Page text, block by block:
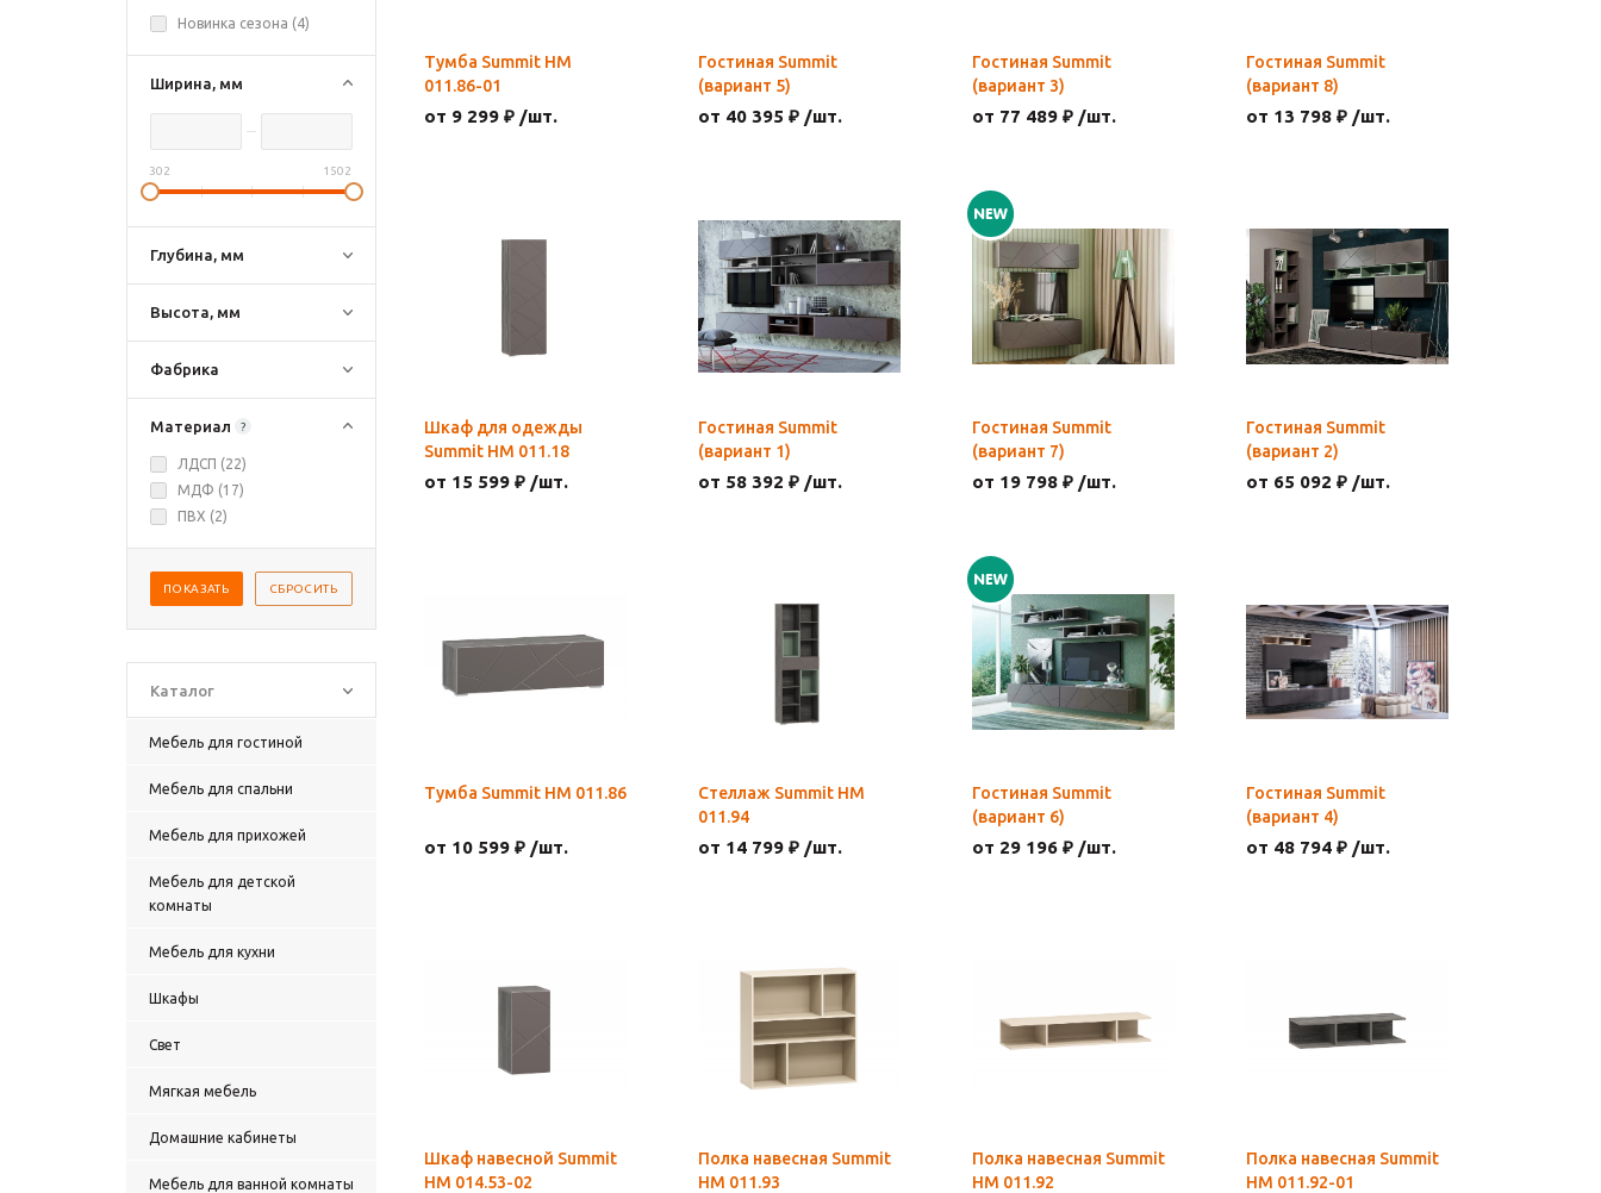
Новинка сезона (4)
Ширина, мм
302 1502
Глубина, мм
Высота, мм
Фабрика
Материал ?
ЛДСП (22)
МДФ (17)
ПВХ (2)
ПОКАЗАТЬ СБРОСИТЬ
Каталог
Мебель для гостиной
Мебель для спальни
Мебель для прихожей
Мебель для детской
комнаты
Мебель для кухни
Шкафы
Свет
Мягкая мебель
Домашние кабинеты
Мебель для ванной комнаты
Тумба Summit НМ
011.86-01
от 9 299 ₽ /шт.
Гостиная Summit
(вариант 5)
от 40 395 ₽ /шт.
Гостиная Summit
(вариант 3)
от 77 489 ₽ /шт.
Гостиная Summit
(вариант 8)
от 13 798 ₽ /шт.
Шкаф для одежды
Summit НМ 011.18
от 15 599 ₽ /шт.
Гостиная Summit
(вариант 1)
от 58 392 ₽ /шт.
Гостиная Summit
(вариант 7)
от 19 798 ₽ /шт.
Гостиная Summit
(вариант 2)
от 65 092 ₽ /шт.
Тумба Summit НМ 011.86
от 10 599 ₽ /шт.
Стеллаж Summit НМ
011.94
от 14 799 ₽ /шт.
Гостиная Summit
(вариант 6)
от 29 196 ₽ /шт.
Гостиная Summit
(вариант 4)
от 48 794 ₽ /шт.
Шкаф навесной Summit
НМ 014.53-02
Полка навесная Summit
НМ 011.93
Полка навесная Summit
НМ 011.92
Полка навесная Summit
НМ 011.92-01